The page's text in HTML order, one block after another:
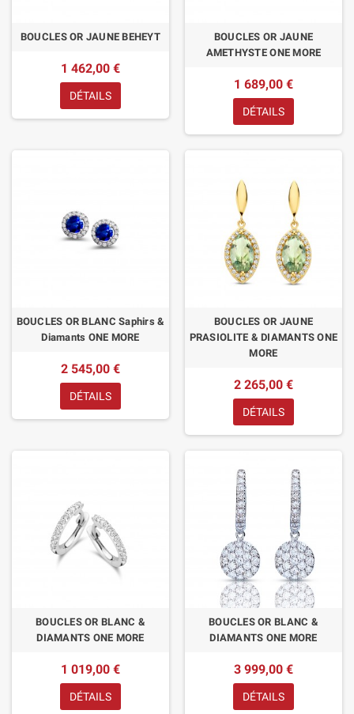
BOUCLES OR JAUNE BEHEYT
1 462,00 €
DÉTAILS
BOUCLES OR JAUNE
AMETHYSTE ONE MORE
1 689,00 €
DÉTAILS
BOUCLES OR BLANC Saphirs &
Diamants ONE MORE
2 545,00 €
DÉTAILS
BOUCLES OR JAUNE
PRASIOLITE & DIAMANTS ONE
MORE
2 265,00 €
DÉTAILS
BOUCLES OR BLANC &
DIAMANTS ONE MORE
1 019,00 €
DÉTAILS
BOUCLES OR BLANC &
DIAMANTS ONE MORE
3 999,00 €
DÉTAILS